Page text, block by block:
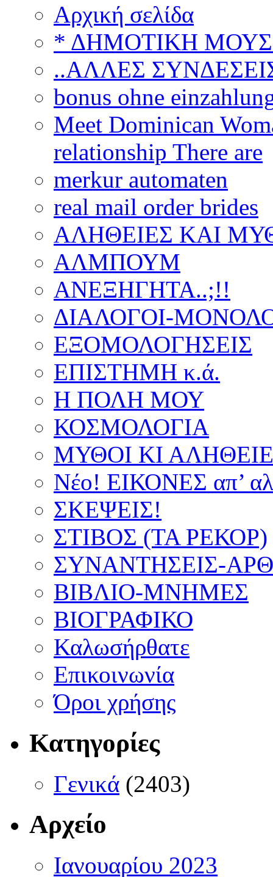
Αρχική σελίδα
* ΔΗΜΟΤΙΚΗ
..ΑΛΛΕΣ
bonus ohne
Meet Dominican
relationship There are
merkur automaten
real mail order brides
ΑΛΗΘΕΙΕΣ ΚΑΙ
ΑΛΜΠΟΥΜ
ΑΝΕΞΗΓΗΤΑ..;!!
ΔΙΑΛΟΓΟΙ-
ΕΞΟΜΟΛΟΓΗΣΕΙΣ
ΕΠΙΣΤΗΜΗ κ.ά.
Η ΠΟΛΗ ΜΟΥ
ΚΟΣΜΟΛΟΓΙΑ
ΜΥΘΟΙ ΚΙ
Νέο! ΕΙΚΟΝΕΣ απ’
ΣΚΕΨΕΙΣ!
ΣΤΙΒΟΣ (ΤΑ ΡΕΚΟΡ)
ΣΥΝΑΝΤΗΣΕΙΣ-
ΒΙΒΛΙΟ-ΜΝΗΜΕΣ
ΒΙΟΓΡΑΦΙΚΟ
Καλωσήρθατε
Επικοινωνία
Όροι χρήσης
Κατηγορίες
Γενικά (2403)
Αρχείο
Ιανουαρίου 2023